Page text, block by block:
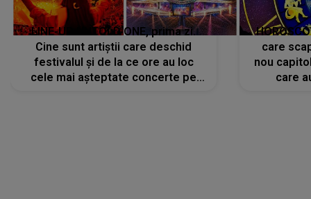
LINE-UP UNTOLD ONE, prima zi.
Cine sunt artiștii care deschid
festivalul și de la ce ore au loc
cele mai așteptate concerte pe
care
nou
care